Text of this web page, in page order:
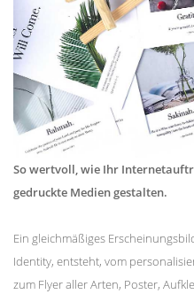
So wertvoll, wie Ihr
gedruckte Medien gestalten.
Ein gleichmäßiges
Identity, entsteht, vom
zum Flyer aller Arten, Poster,